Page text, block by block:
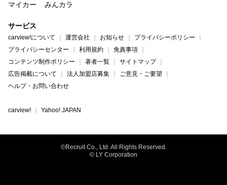
マイカー
みんカラ
サービス
carview!について 運営会社 お知らせ
プライバシーポリシー
プライバシーセンター
利用規約
免責事項
コンテンツ制作ポリシー
著者一覧
サイトマップ
広告掲載について
法人加盟店募集
ご意見・ご要望
ヘルプ・お問い合わせ
carview! Yahoo! JAPAN
©Recruit Co., Ltd. All Rights Reserved.
© LY Corporation